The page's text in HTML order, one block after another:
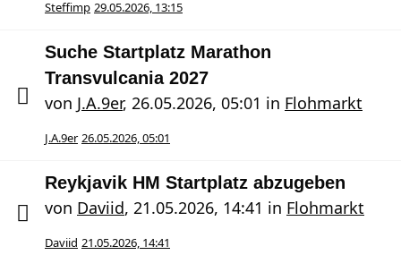
Steffimp 29.05.2026, 13:15
Suche Startplatz Marathon
Transvulcania 2027
von J.A.9er, 26.05.2026, 05:01 in Flohmarkt
J.A.9er 26.05.2026, 05:01
Reykjavik HM Startplatz abzugeben
von Daviid, 21.05.2026, 14:41 in Flohmarkt
Daviid 21.05.2026, 14:41